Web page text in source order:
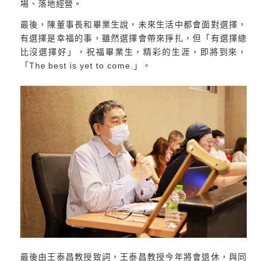
場、落地經營。
最後，陳董事長和畢業生說，未來生活中都會面對選擇，
有選擇是幸福的事，雖然選擇會帶來掙扎，但「有選擇總
比沒選擇好」，祝福畢業生，精彩的生涯，即將到來，
「The best is yet to come.」。
最後由王泰昌教授致詞，王泰昌教授今年將會退休，與同